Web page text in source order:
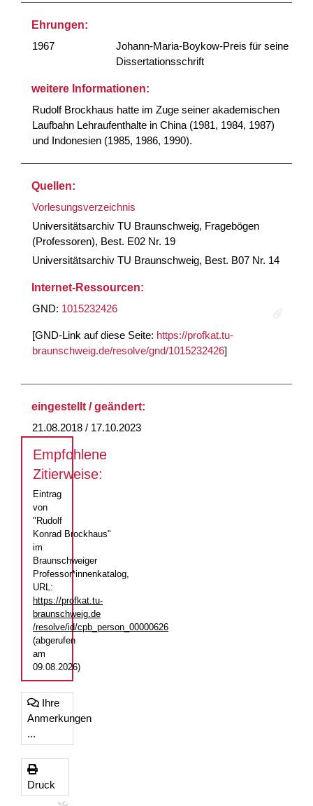
Ehrungen:
1967
Johann-Maria-Boykow-Preis für seine
Dissertationsschrift
weitere Informationen:
Rudolf Brockhaus hatte im Zuge seiner akademischen
Laufbahn Lehraufenthalte in China (1981, 1984, 1987)
und Indonesien (1985, 1986, 1990).
Quellen:
Vorlesungsverzeichnis
Universitätsarchiv TU Braunschweig, Fragebögen
(Professoren), Best. E02 Nr. 19
Universitätsarchiv TU Braunschweig, Best. B07 Nr. 14
Internet-Ressourcen:
GND: 1015232426
[GND-Link auf diese Seite: https://profkat.tu-
braunschweig.de/resolve/gnd/1015232426]
eingestellt / geändert:
21.08.2018 / 17.10.2023
Empfohlene
Zitierweise:
Eintrag
von
"Rudolf
Konrad Brockhaus"
im
Braunschweiger
Professor*innenkatalog,
URL:
https://profkat.tu-
braunschweig.de
/resolve/id/cpb_person_00000626
(abgerufen
am
09.08.2026)
Ihre
Anmerkungen
...
Druck